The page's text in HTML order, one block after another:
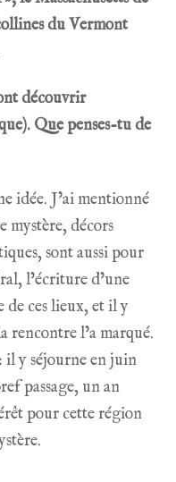
du Vermont
découvrir
Que penses-tu de
idée. J’ai mentionné
mystère, décors
sont aussi pour
l’écriture d’une
de ces lieux, et il y
rencontre l’a marqué.
il y séjourne en juin
passage, un an
pour cette région